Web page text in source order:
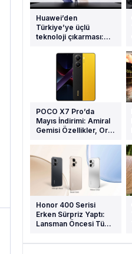
Huawei’den
Türkiye’ye üçlü
teknoloji çıkarması:
FreeBuds 6 satışta
POCO X7 Pro’da
Mayıs İndirimi: Amiral
Gemisi Özellikler, Orta
Honor 400 Serisi
Erken Sürpriz Yaptı:
Lansman Öncesi Tüm